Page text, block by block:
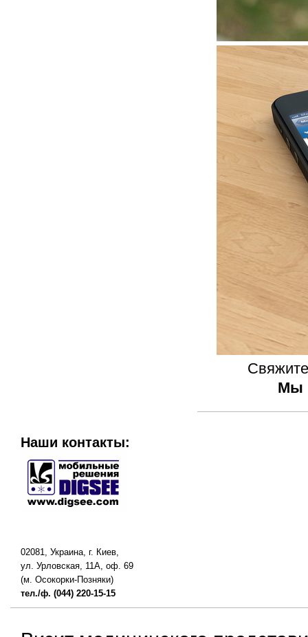
Мы
Наши контакты:
02081, Украина, г. Киев,
ул. Урловская, 11А, оф. 69
(м. Осокорки-Позняки)
тел./ф. (044) 220-15-15